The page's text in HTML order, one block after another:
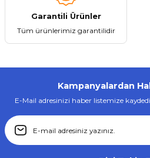
Garantili Ürünler
Tüm ürünlerimiz garantilidir
Kampanyalardan
E-Mail adresinizi haber listemize